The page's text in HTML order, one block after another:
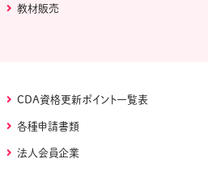
教材販売
CDA資格更新ポイント一覧表
各種申請書類
法人会員企業